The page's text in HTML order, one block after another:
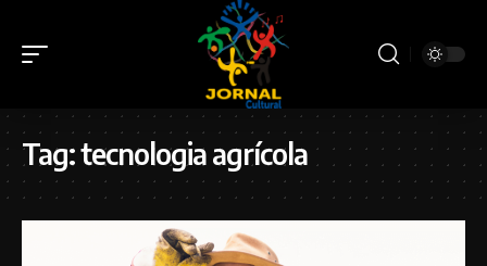
Tag:tecnologia agrícola